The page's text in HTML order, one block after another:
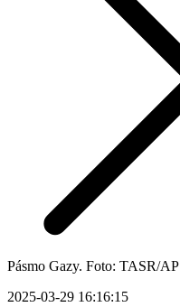
Pásmo Gazy. Foto: TASR/AP
2025-03-29 16:16:15